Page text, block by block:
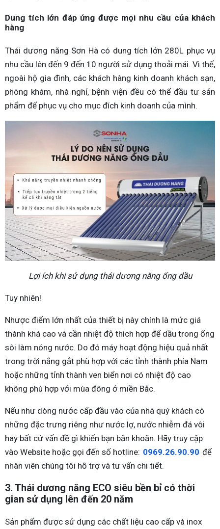
Dung tích lớn đáp ứng được mọi nhu cầu của khách
hàng
Thái dương năng Sơn Hà có dung tích lớn 280L phục vụ
nhu cầu lên đến 9 đến 10 người sử dụng thoải mái. Vì thế,
ngoài hộ gia đình, các khách hàng kinh doanh khách sạn,
phòng khám, nhà nghỉ, bệnh viện đều có thể đầu tư sản
phẩm để phục vụ cho mục đích kinh doanh của mình.
Lợi ích khi sử dụng thái dương năng ống dầu
Tuy nhiên!
Nhược điểm lớn nhất của thiết bị này chính là mức giá
thành khá cao và cần nhiệt độ thích hợp để dầu trong ống
sôi làm nóng nước. Do đó máy hoạt động hiệu quả nhất
trong trời nắng gắt phù hợp với các tỉnh thành phía Nam
hoặc những tỉnh thành ven biển nơi có nhiệt độ cao
không phù hợp với mùa đông ở miền Bắc.
Nếu như dòng nước cấp đầu vào của nhà quý khách có
những đặc trưng riêng như nước lợ, nước nhiễm đá vôi
hay bất cứ vấn đề gì khiến bạn băn khoăn. Hãy truy cập
vào Website hoặc gọi đến số hotline: 0969.26.90.90 để
nhân viên chúng tôi hỗ trợ và tư vấn chi tiết.
3. Thái dương năng ECO siêu bền bỉ có thời
gian sử dụng lên đến 20 năm
Sản phẩm được sử dụng các chất liệu cao cấp và inox